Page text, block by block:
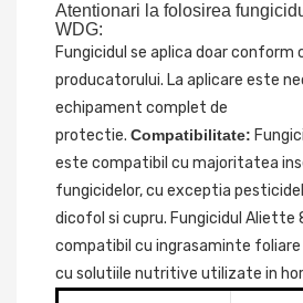
Atentionari la folosirea
WDG:
Fungicidul se aplica doar conform
producatorului. La aplicare este
echipament complet de
protectie. Compatibilitate:
este compatibil cu majoritatea
fungicidelor, cu exceptia
dicofol si cupru. Fungicidul Aliette
compatibil cu ingrasaminte foliare
cu solutiile nutritive utilizate in